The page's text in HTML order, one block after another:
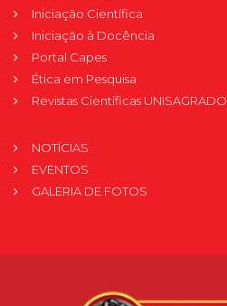
Iniciação Científica
Iniciação à Docência
Portal Capes
Ética em Pesquisa
Revistas Científicas UNISAGRADO
NOTÍCIAS
EVENTOS
GALERIA DE FOTOS